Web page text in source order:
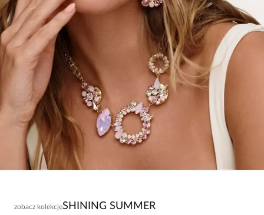
zobacz kolekcjęSHINING SUMMER